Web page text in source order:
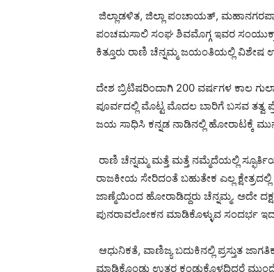
ಜಿಲ್ಲಾಡಳಿತ, ಜಿಲ್ಲಾ ಪಂಚಾಯತ್,
ಪಂಚಮಸಾಲಿ ಸಂಘ ಶಿವಮೊಗ್ಗ ಇವರ
ಕಿತ್ತೂರು ರಾಣಿ ಚೆನ್ನಮ್ಮ ಜಯಂತಿಯಲ್ಲಿ ವಿಶೇಷ
ದೇಶ ಬ್ರಿಟಿಷರಿಂದಾಗಿ 200 ವರ್ಷಗಳ ಕಾಲ
ಪೂರ್ವದಲ್ಲಿ ಮೊಟ್ಟ ಮೊದಲ ಬಾರಿಗೆ ಬಸವ ತತ್ವ
ಜಯ ಸಾಧಿಸಿ ಕನ್ನಡ ನಾಡಿನಲ್ಲಿ ಹೋರಾಟಕ್ಕೆ
ರಾಣಿ ಚೆನ್ನಮ್ಮ ಮತ್ತೆ ಮತ್ತೆ ನಮ್ಮೆದೆಯಲ್ಲಿ
ರಾಜಕೀಯ ಸೇರಿದಂತೆ ಬಹುತೇಕ ಎಲ್ಲ
ಜಾಣ್ಮೆಯಿಂದ ಹೋರಾಡಿದ್ದರು ಚೆನ್ನಮ್ಮ. ಅದೇ
ಪುನರಾವಲೋಕನ ಮಾಡಿಕೊಳ್ಳುವ ಸಂದರ್ಭ
ಆಧುನಿಕತೆ, ವಾಣಿಜ್ಯ ಬದುಕಿನಲ್ಲಿ ಪ್ರಸ್ತುತ
ಮಾಡಿಕೊಂಡು ಉತ್ತರ ಕಂಡುಕೊಳ್ಳದಿದ್ದರೆ